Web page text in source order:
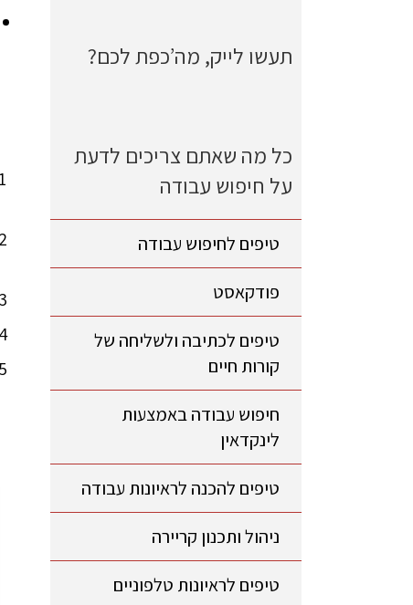
תעשו לייק, מה’כפת לכם?
כל מה שאתם צריכים לדעת
על חיפוש עבודה
טיפים לחיפוש עבודה
פודקאסט
טיפים לכתיבה ולשליחה של
קורות חיים
חיפוש עבודה באמצעות
לינקדאין
טיפים להכנה לראיונות עבודה
ניהול ותכנון קריירה
טיפים לראיונות טלפוניים